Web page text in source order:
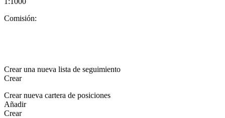
Comisión:
Crear una nueva lista de seguimiento
Crear
Crear nueva cartera de posiciones
Añadir
Crear